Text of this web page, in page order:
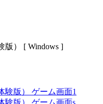
版） [ Windows ]